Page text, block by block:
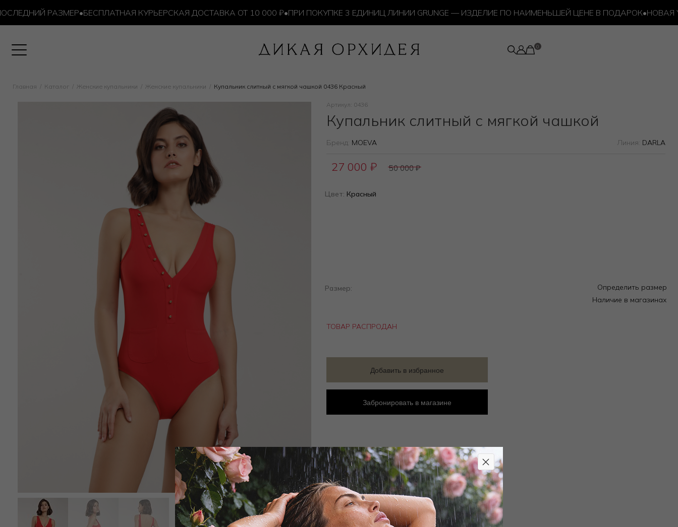
РАЗМЕР•БЕСПЛАТНАЯ КУРЬЕРСКАЯ ДОСТАВКА ОТ 10 000 ₽•ПРИ ПОКУПКЕ 3 ЕДИНИЦ ЛИНИИ GRUNGE — ИЗДЕЛИЕ ПО НАИМЕНЬШЕЙ ЦЕНЕ В ПОДАРОК•НОВАЯ
Главная Каталог Женские купальники Женские купальники Купальник слитный с мягкой чашкой 0436 Красный
Артикул: 0436
Купальник слитный с мягкой чашкой
Бренд: MOEVA Линия: DARLA
27 000₽ 50 000₽
Цвет: Красный
Размер:
Определить размер
Наличие в магазинах
ТОВАР РАСПРОДАН
Добавить в избранное
Забронировать в магазине